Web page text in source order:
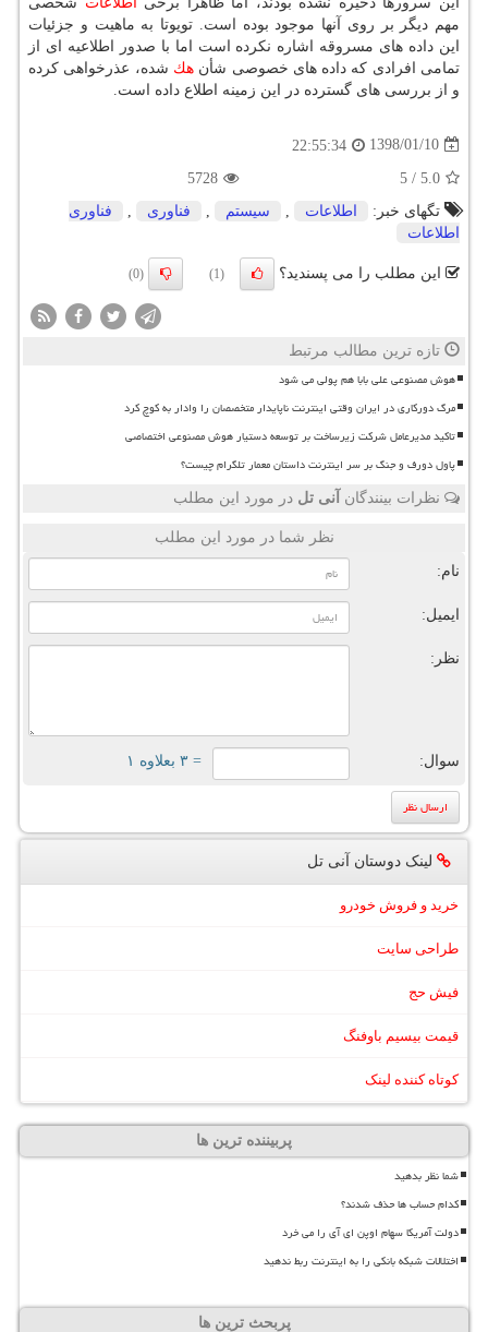
مهم دیگر بر روی آنها موجود بوده است. تویوتا به ماهیت و جزئیات
این داده های مسروقه اشاره نكرده است اما با صدور اطلاعیه ای از
تمامی افرادی كه داده های خصوصی شأنهك شده، عذرخواهی كرده
و از بررسی های گسترده در این زمینه اطلاع داده است.
1398/01/10
22:55:34
5.0
/
5
5728
تگهای خبر:
اطلاعات سیستم فناوری
فناوری
اطلاعات
این مطلب را می پسندید؟ (1)
(0)
تازه ترین مطالب مرتبط
هوش مصنوعی علی بابا هم پولی می شود
مرگ دورکاری در ایران وقتی اینترنت ناپایدار متخصصان را وادار به کوچ کرد
تاکید مدیرعامل شرکت زیرساخت بر توسعه دستیار هوش مصنوعی اختصاصی
پاول دورف و جنگ بر سر اینترنت داستان معمار تلگرام چیست؟
نظرات بینندگان آنی تل در مورد این مطلب
نظر شما در مورد این مطلب
نام:
ایمیل:
نظر:
سوال: = ۳ بعلاوه ۱
لینک دوستان آنی تل
خرید و فروش خودرو
طراحی سایت
فیش حج
قیمت بیسیم باوفنگ
کوتاه کننده لینک
پربیننده ترین ها
شما نظر بدهید
کدام حساب ها حذف شدند؟
دولت آمریکا سهام اوپن ای آی را می خرد
اختلالات شبکه بانکی را به اینترنت ربط ندهید
پربحث ترین ها